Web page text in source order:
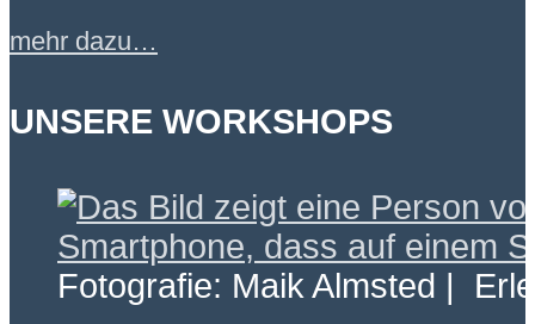
mehr dazu…
UNSERE WORKSHOPS
Fotografie: Maik Almsted |